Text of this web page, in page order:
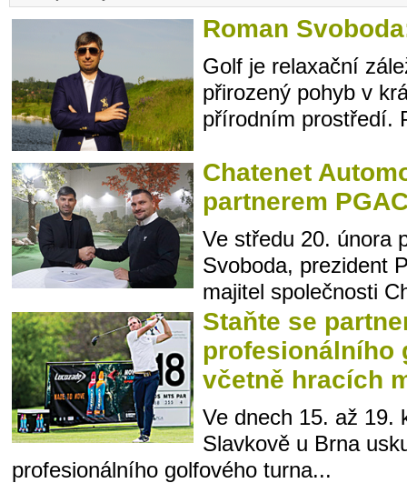
Roman
Golf je relaxační
přirozený pohyb v
přírodním prostředí.
Chatenet
partnerem
Ve středu 20. února
Svoboda, prezident
majitel společnosti
Staňte se
profesionálního
včetně hracích
Ve dnech 15. až 19.
Slavkově u Brna
profesionálního golfového turna...